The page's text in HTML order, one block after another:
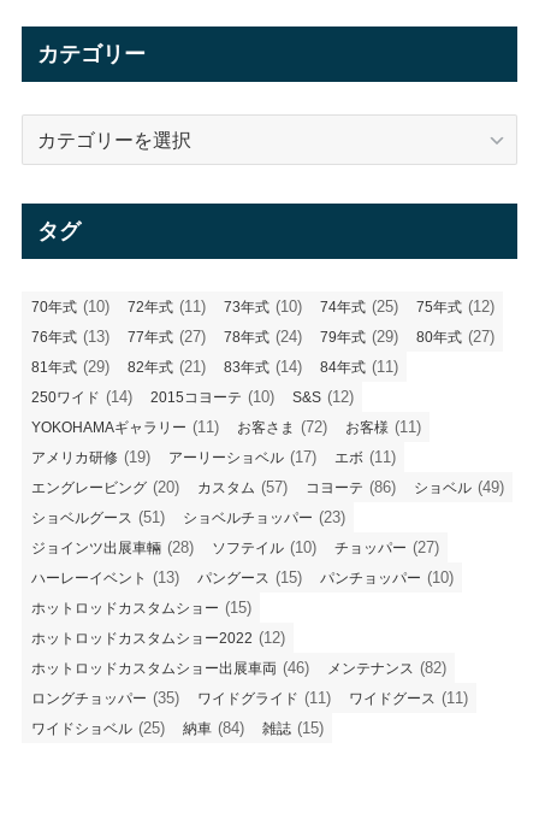
カテゴリー
タグ
70年式 (10) 72年式 (11) 73年式 (10) 74年式 (25) 75年式 (12)
76年式 (13) 77年式 (27) 78年式 (24) 79年式 (29) 80年式 (27)
81年式 (29) 82年式 (21) 83年式 (14) 84年式 (11)
250ワイド (14) 2015コヨーテ (10) S&S (12)
YOKOHAMAギャラリー (11) お客さま (72) お客様 (11)
アメリカ研修 (19) アーリーショベル (17) エボ (11)
エングレービング (20) カスタム (57) コヨーテ (86) ショベル (49)
ショベルグース (51) ショベルチョッパー (23)
ジョインツ出展車輛 (28) ソフテイル (10) チョッパー (27)
ハーレーイベント (13) パングース (15) パンチョッパー (10)
ホットロッドカスタムショー (15)
ホットロッドカスタムショー2022 (12)
ホットロッドカスタムショー出展車両 (46) メンテナンス (82)
ロングチョッパー (35) ワイドグライド (11) ワイドグース (11)
ワイドショベル (25) 納車 (84) 雑誌 (15)